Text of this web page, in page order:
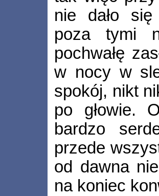
nie dało
poza tymi
pochwałę
w nocy w
spokój, nikt
po głowie.
bardzo
przede
od dawna
na koniec